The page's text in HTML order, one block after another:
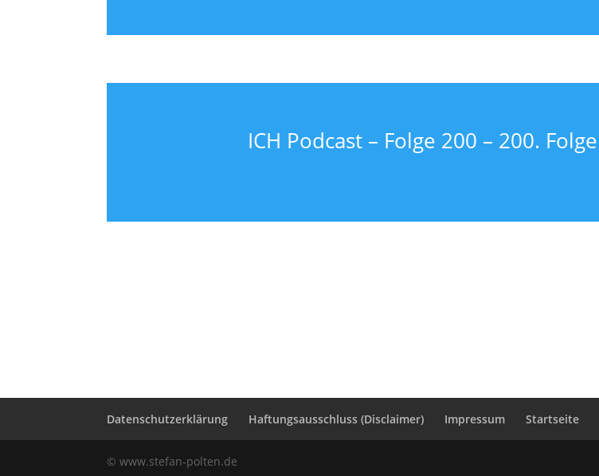
ICH Podcast – Folge 200 – 200. Folge
Datenschutzerklärung Haftungsausschluss (Disclaimer) Impressum Startseite
© www.stefan-polten.de